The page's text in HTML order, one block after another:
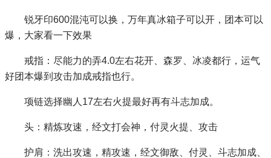
锐牙印600混沌可以换，万年真冰箱子可以开，团本可以
爆，大家看一下效果
戒指：尽能力的弄4.0左右花开、森罗、冰凌都行，运气
好团本爆到攻击加成戒指也行。
项链选择幽人17左右火提最好再有斗志加成。
头：精炼攻速，经文打会神，付灵火提、攻击
护肩：洗出攻速，精攻速，经文御敌、付灵、斗志加成、